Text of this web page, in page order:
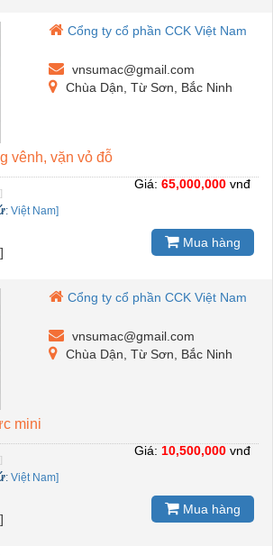
Cổng ty cổ phần CCK Việt Nam
vnsumac@gmail.com
Chùa Dận, Từ Sơn, Bắc Ninh
vênh, vặn vỏ đỗ
: Việt Nam]
Giá: 65,000,000 vnđ
Mua hàng
Cổng ty cổ phần CCK Việt Nam
vnsumac@gmail.com
Chùa Dận, Từ Sơn, Bắc Ninh
mini
: Việt Nam]
Giá: 10,500,000 vnđ
Mua hàng